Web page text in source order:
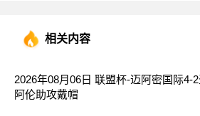
相关内容
2026年08月06日 联盟杯-迈阿密国际4-
阿伦助攻戴帽